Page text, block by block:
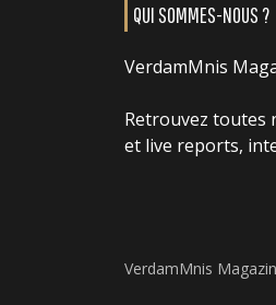
QUI SOMMES-NOUS ?
VerdamMnis
Retrouvez toutes
et live reports,
VerdamMnis